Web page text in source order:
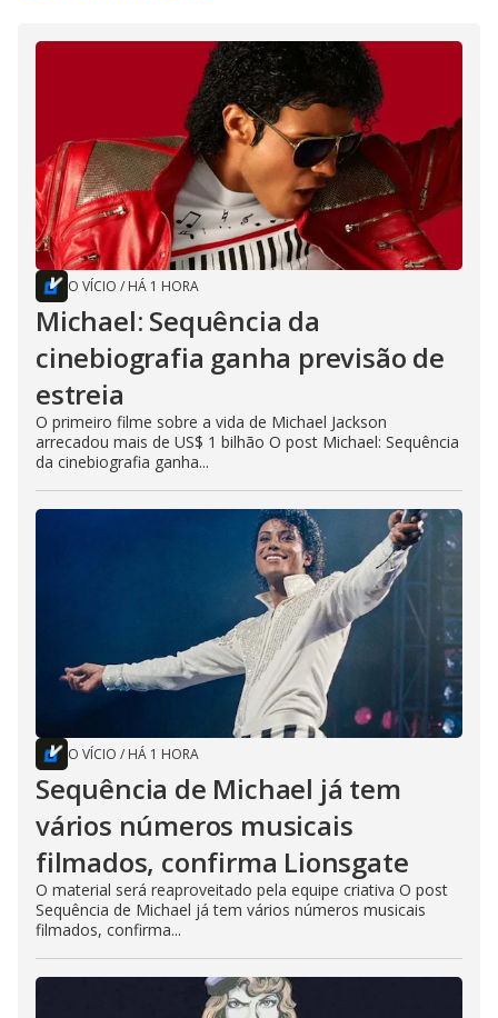
O VÍCIO / HÁ 1 HORA
Michael: Sequência da
cinebiografia ganha previsão de
estreia
O primeiro filme sobre a vida de Michael Jackson
arrecadou mais de US$ 1 bilhão O post Michael: Sequência
da cinebiografia ganha...
O VÍCIO / HÁ 1 HORA
Sequência de Michael já tem
vários números musicais
filmados, confirma Lionsgate
O material será reaproveitado pela equipe criativa O post
Sequência de Michael já tem vários números musicais
filmados, confirma...